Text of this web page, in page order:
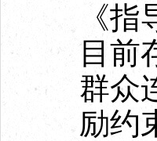
《
目前
群众
励约